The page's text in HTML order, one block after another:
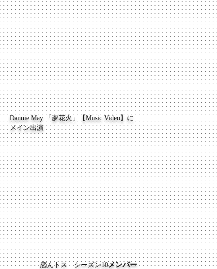
Dannie May 「夢花火」【Music Video】に
メイン出演
恋んトス シーズン10メンバー